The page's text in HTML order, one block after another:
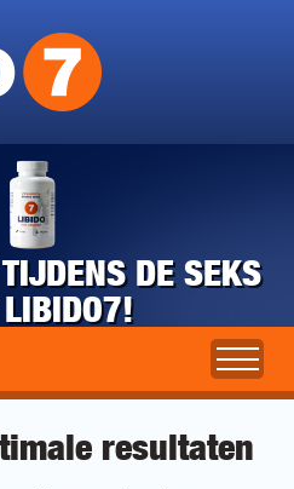
DE SEKS
resultaten